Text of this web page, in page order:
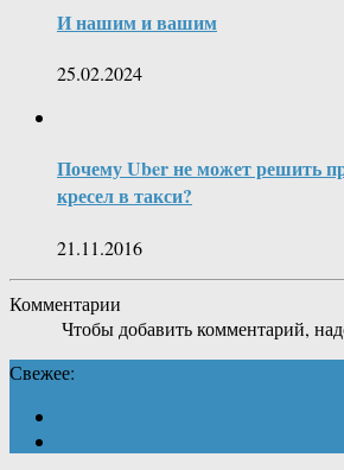
И нашим и вашим
25.02.2024
Почему Uber не может решить
кресел в такси?
21.11.2016
Комментарии
Чтобы добавить комментарий,
Свежее: